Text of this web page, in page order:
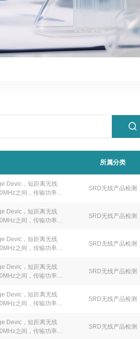
所属分类
Devic，短距离⽆线
之间，传输功率在
会产⽣拥塞和互相⼲
业、科学和医⽤）频
SRD无线产品检测
Devic，短距离⽆线
之间，传输功率在
会产⽣拥塞和互相⼲
业、科学和医⽤）频
SRD无线产品检测
Devic，短距离⽆线
之间，传输功率在
会产⽣拥塞和互相⼲
业、科学和医⽤）频
SRD无线产品检测
Devic，短距离⽆线
之间，传输功率在
会产⽣拥塞和互相⼲
业、科学和医⽤）频
SRD无线产品检测
Devic，短距离⽆线
之间，传输功率在
会产⽣拥塞和互相⼲
业、科学和医⽤）频
SRD无线产品检测
Devic，短距离⽆线
之间，传输功率在
SRD无线产品检测